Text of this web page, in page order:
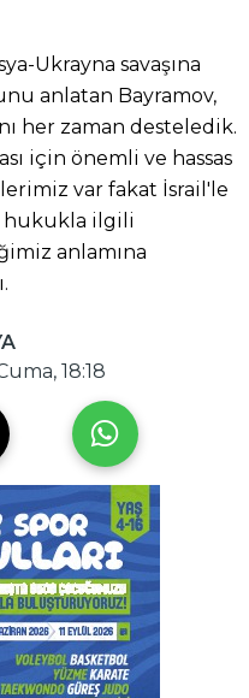
Ukrayna savaşına
anlatan Bayramov,
her zaman desteledik.
için önemli ve hassas
var fakat İsrail'le
hukukla ilgili
anlamına
18:18